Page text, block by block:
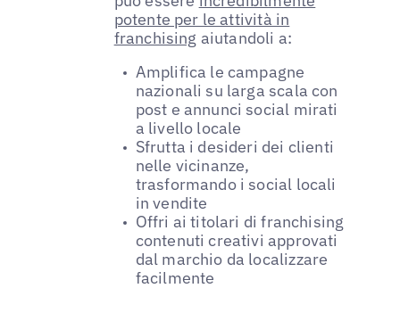
potente per le attività in
franchising aiutandoli a:
Amplifica le campagne
nazionali su larga scala con
post e annunci social mirati
a livello locale
Sfrutta i desideri dei clienti
nelle vicinanze,
trasformando i social locali
in vendite
Offri ai titolari di franchising
contenuti creativi approvati
dal marchio da localizzare
facilmente